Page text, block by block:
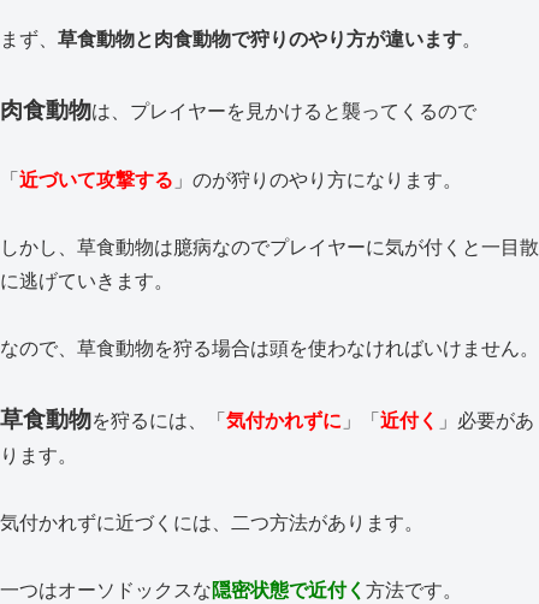
まず、 草食動物と肉食動物で狩りのやり方が違います。
肉食動物は、プレイヤーを見かけると襲ってくるので
「 近づいて攻撃する 」のが狩りのやり方になります。
しかし、草食動物は臆病なのでプレイヤーに気が付くと一目散
に逃げていきます。
なので、草食動物を狩る場合は頭を使わなければいけません。
草食動物を狩るには、「 気付かれずに 」「 近付く
」必要があ
ります。
気付かれずに近づくには、二つ方法があります。
一つはオーソドックスな隠密状態で近付く 方法です。